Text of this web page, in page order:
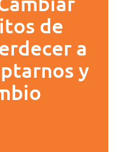
de
a
y